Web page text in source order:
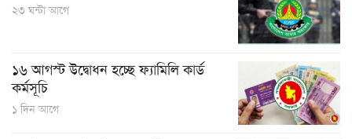
২৩ ঘন্টা আগে
১৬ আগস্ট উদ্বোধন হচ্ছে ফ্যামিলি কার্ড
কর্মসূচি
১ দিন আগে